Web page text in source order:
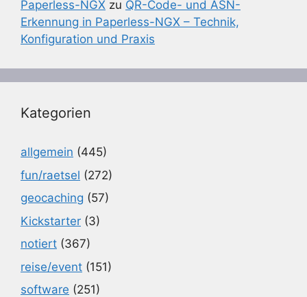
Paperless-NGX zu QR-Code- und ASN-
Erkennung in Paperless-NGX – Technik,
Konfiguration und Praxis
Kategorien
allgemein (445)
fun/raetsel (272)
geocaching (57)
Kickstarter (3)
notiert (367)
reise/event (151)
software (251)